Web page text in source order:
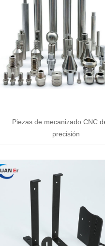
Piezas de mecanizado CNC
precisión